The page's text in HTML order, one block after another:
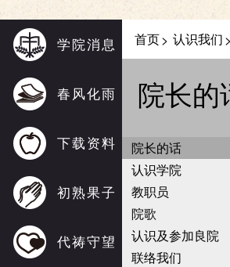
学院消息
春风化雨
下载资料
初熟果子
代祷守望
首页> 认识我们>
院长的
院长的话
认识学院
教职员
院歌
认识及参加良院
联络我们